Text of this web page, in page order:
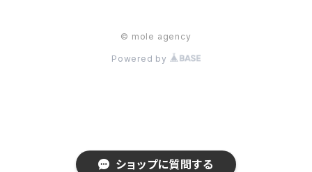
ショップに質問する
© mole agency
Powered by